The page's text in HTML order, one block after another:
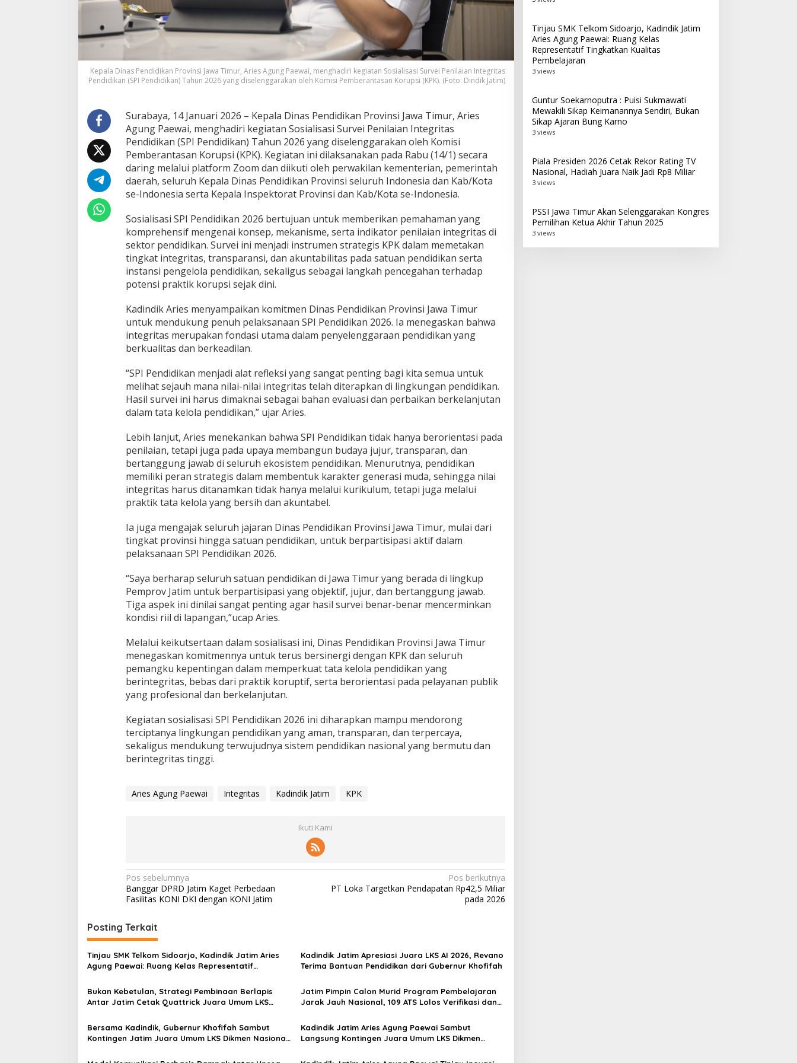
,
K
a
d
n
d
i
a
i
m
T
e
a
s
a
n
K
o
m
i
t
n
P
e
r
u
a
t
n
g
r
i
t
a
s
P
n
d
i
d
k
a
n
Kepala Dinas Pendidikan Provinsi Jawa Timur, Aries Agung Paewai, menghadiri kegiatan Sosialisasi Survei Penilaian Integritas
Pendidikan (SPI Pendidikan) Tahun 2026 yang diselenggarakan oleh Komisi Pemberantasan Korupsi (KPK). (Foto: Dindik Jatim)
Surabaya, 14 Januari 2026 – Kepala Dinas Pendidikan Provinsi Jawa Timur, Aries
Agung Paewai, menghadiri kegiatan Sosialisasi Survei Penilaian Integritas
Pendidikan (SPI Pendidikan) Tahun 2026 yang diselenggarakan oleh Komisi
Pemberantasan Korupsi (KPK). Kegiatan ini dilaksanakan pada Rabu (14/1) secara
daring melalui platform Zoom dan diikuti oleh perwakilan kementerian, pemerintah
daerah, seluruh Kepala Dinas Pendidikan Provinsi seluruh Indonesia dan Kab/Kota
se-Indonesia serta Kepala Inspektorat Provinsi dan Kab/Kota se-Indonesia.
Sosialisasi SPI Pendidikan 2026 bertujuan untuk memberikan pemahaman yang
komprehensif mengenai konsep, mekanisme, serta indikator penilaian integritas di
sektor pendidikan. Survei ini menjadi instrumen strategis KPK dalam memetakan
tingkat integritas, transparansi, dan akuntabilitas pada satuan pendidikan serta
instansi pengelola pendidikan, sekaligus sebagai langkah pencegahan terhadap
potensi praktik korupsi sejak dini.
Kadindik Aries menyampaikan komitmen Dinas Pendidikan Provinsi Jawa Timur
untuk mendukung penuh pelaksanaan SPI Pendidikan 2026. Ia menegaskan bahwa
integritas merupakan fondasi utama dalam penyelenggaraan pendidikan yang
berkualitas dan berkeadilan.
“SPI Pendidikan menjadi alat refleksi yang sangat penting bagi kita semua untuk
melihat sejauh mana nilai-nilai integritas telah diterapkan di lingkungan pendidikan.
Hasil survei ini harus dimaknai sebagai bahan evaluasi dan perbaikan berkelanjutan
dalam tata kelola pendidikan,” ujar Aries.
Lebih lanjut, Aries menekankan bahwa SPI Pendidikan tidak hanya berorientasi pada
penilaian, tetapi juga pada upaya membangun budaya jujur, transparan, dan
bertanggung jawab di seluruh ekosistem pendidikan. Menurutnya, pendidikan
memiliki peran strategis dalam membentuk karakter generasi muda, sehingga nilai
integritas harus ditanamkan tidak hanya melalui kurikulum, tetapi juga melalui
praktik tata kelola yang bersih dan akuntabel.
Ia juga mengajak seluruh jajaran Dinas Pendidikan Provinsi Jawa Timur, mulai dari
tingkat provinsi hingga satuan pendidikan, untuk berpartisipasi aktif dalam
pelaksanaan SPI Pendidikan 2026.
“Saya berharap seluruh satuan pendidikan di Jawa Timur yang berada di lingkup
Pemprov Jatim untuk berpartisipasi yang objektif, jujur, dan bertanggung jawab.
Tiga aspek ini dinilai sangat penting agar hasil survei benar-benar mencerminkan
kondisi riil di lapangan,”ucap Aries.
Melalui keikutsertaan dalam sosialisasi ini, Dinas Pendidikan Provinsi Jawa Timur
menegaskan komitmennya untuk terus bersinergi dengan KPK dan seluruh
pemangku kepentingan dalam memperkuat tata kelola pendidikan yang
berintegritas, bebas dari praktik koruptif, serta berorientasi pada pelayanan publik
yang profesional dan berkelanjutan.
Kegiatan sosialisasi SPI Pendidikan 2026 ini diharapkan mampu mendorong
terciptanya lingkungan pendidikan yang aman, transparan, dan terpercaya,
sekaligus mendukung terwujudnya sistem pendidikan nasional yang bermutu dan
berintegritas tinggi.
Aries Agung Paewai Integritas Kadindik Jatim KPK
Ikuti Kami
N
a
i
g
a
i
o
s
Pos sebelumnya
Banggar DPRD Jatim Kaget Perbedaan
Fasilitas KONI DKI dengan KONI Jatim
Pos berikutnya
PT Loka Targetkan Pendapatan Rp42,5 Miliar
pada 2026
Posting Terkait
Tinjau SMK Telkom Sidoarjo, Kadindik Jatim Aries
Agung Paewai: Ruang Kelas Representatif
Kadindik Jatim Apresiasi Juara LKS AI 2026, Revano
Terima Bantuan Pendidikan dari Gubernur Khofifah
Bukan Kebetulan, Strategi Pembinaan Berlapis
Antar Jatim Cetak Quattrick Juara Umum LKS
Jatim Pimpin Calon Murid Program Pembelajaran
Jarak Jauh Nasional, 109 ATS Lolos Verifikasi dan
Bersama Kadindik, Gubernur Khofifah Sambut
Kontingen Jatim Juara Umum LKS Dikmen Nasional
Kadindik Jatim Aries Agung Paewai Sambut
Langsung Kontingen Juara Umum LKS Dikmen
Tinjau SMK Telkom Sidoarjo, Kadindik Jatim
Aries Agung Paewai: Ruang Kelas
Representatif Tingkatkan Kualitas
Pembelajaran
3 views
Guntur Soekarnoputra : Puisi Sukmawati
Mewakili Sikap Keimanannya Sendiri, Bukan
Sikap Ajaran Bung Karno
3 views
Piala Presiden 2026 Cetak Rekor Rating TV
Nasional, Hadiah Juara Naik Jadi Rp8 Miliar
3 views
PSSI Jawa Timur Akan Selenggarakan Kongres
Pemilihan Ketua Akhir Tahun 2025
3 views